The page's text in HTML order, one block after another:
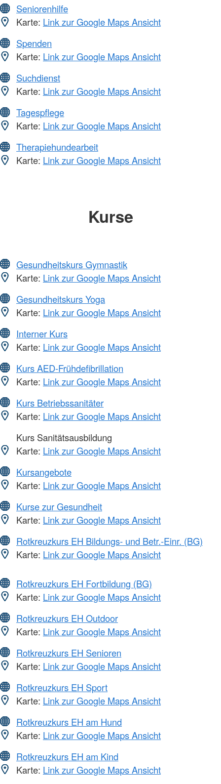
Seniorenhilfe
Karte: Link zur Google Maps Ansicht
Spenden
Karte: Link zur Google Maps Ansicht
Suchdienst
Karte: Link zur Google Maps Ansicht
Tagespflege
Karte: Link zur Google Maps Ansicht
Therapiehundearbeit
Karte: Link zur Google Maps Ansicht
Kurse
Gesundheitskurs Gymnastik
Karte: Link zur Google Maps Ansicht
Gesundheitskurs Yoga
Karte: Link zur Google Maps Ansicht
Interner Kurs
Karte: Link zur Google Maps Ansicht
Kurs AED-Frühdefibrillation
Karte: Link zur Google Maps Ansicht
Kurs Betriebssanitäter
Karte: Link zur Google Maps Ansicht
Kurs Sanitätsausbildung
Karte: Link zur Google Maps Ansicht
Kursangebote
Karte: Link zur Google Maps Ansicht
Kurse zur Gesundheit
Karte: Link zur Google Maps Ansicht
Rotkreuzkurs EH Bildungs- und Betr.-Einr. (BG)
Karte: Link zur Google Maps Ansicht
Rotkreuzkurs EH Fortbildung (BG)
Karte: Link zur Google Maps Ansicht
Rotkreuzkurs EH Outdoor
Karte: Link zur Google Maps Ansicht
Rotkreuzkurs EH Senioren
Karte: Link zur Google Maps Ansicht
Rotkreuzkurs EH Sport
Karte: Link zur Google Maps Ansicht
Rotkreuzkurs EH am Hund
Karte: Link zur Google Maps Ansicht
Rotkreuzkurs EH am Kind
Karte: Link zur Google Maps Ansicht